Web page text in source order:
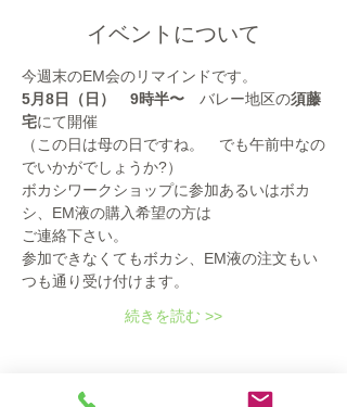
イベントについて
今週末のEM会のリマインドです。
5月8日（日）　9時半〜 バレー地区の須藤
宅にて開催
（この日は母の日ですね。　でも午前中なの
でいかがでしょうか?）
ボカシワークショップに参加あるいはボカ
シ、EM液の購入希望の方は
ご連絡下さい。
参加できなくてもボカシ、EM液の注文もい
つも通り受け付けます。
続きを読む >>